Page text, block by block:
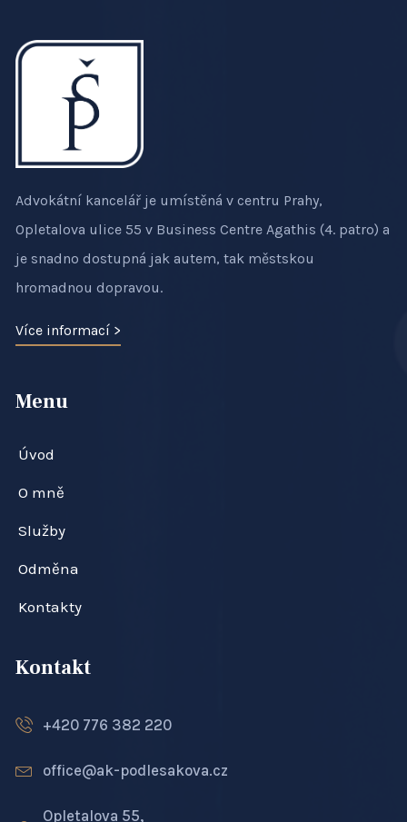
Advokátní kancelář je umístěná v centru Prahy,
Opletalova ulice 55 v Business Centre Agathis (4. patro) a
je snadno dostupná jak autem, tak městskou
hromadnou dopravou.
Více informací >
Menu
Úvod
O mně
Služby
Odměna
Kontakty
Kontakt
+420 776 382 220
office@ak-podlesakova.cz
Opletalova 55,